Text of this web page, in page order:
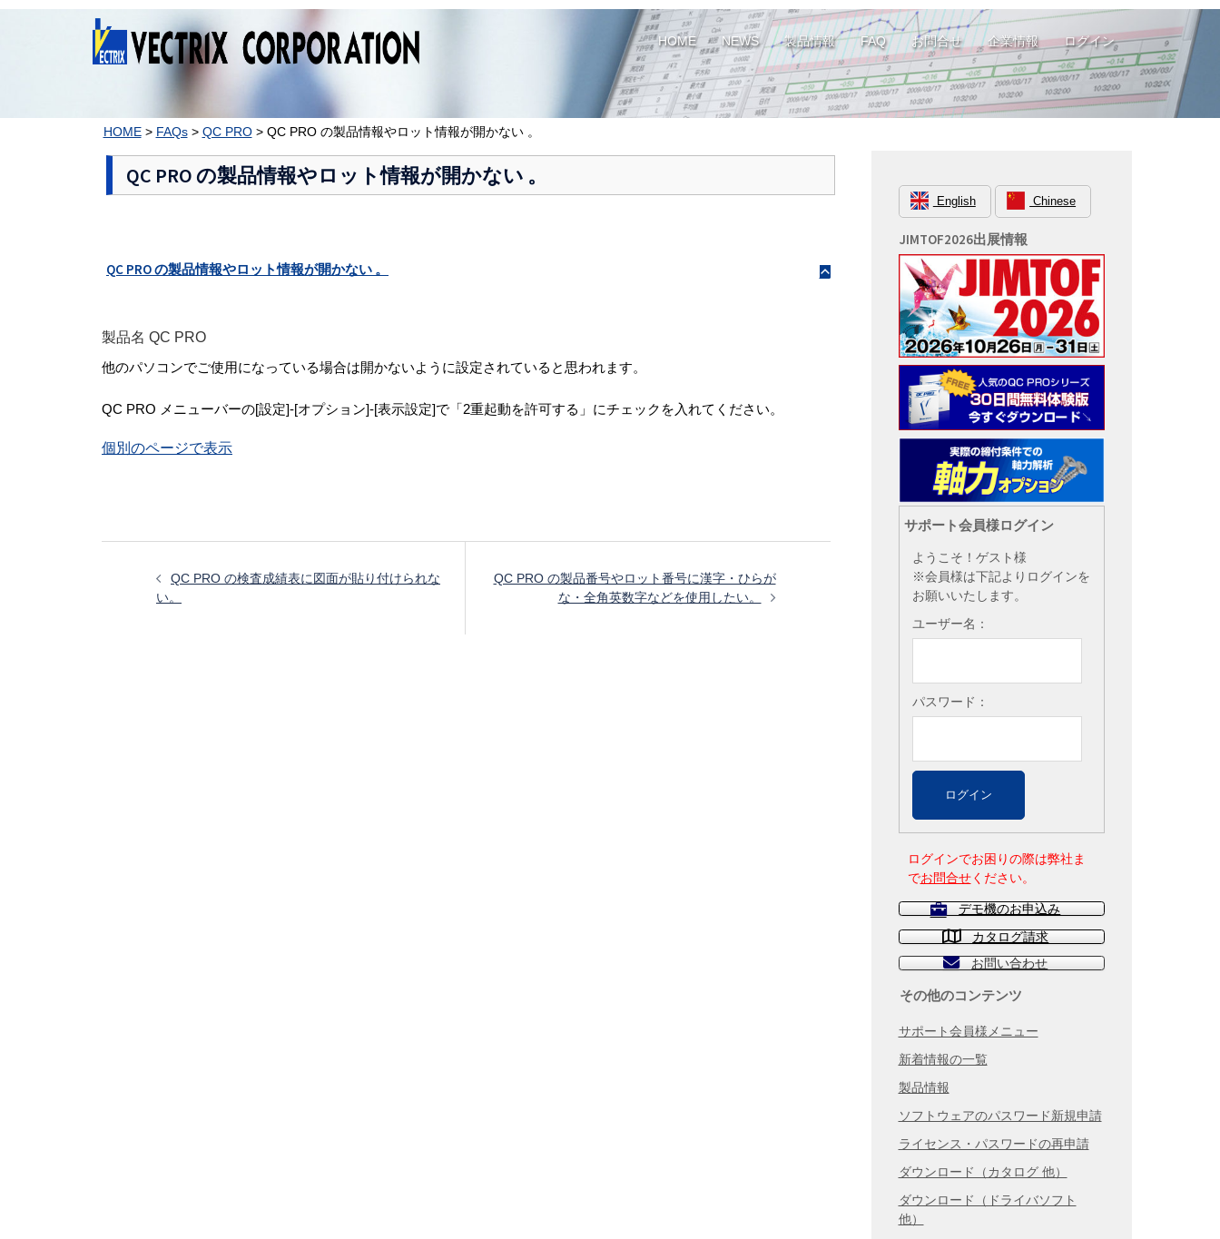
HOME NEWS 製品情報 FAQ お問合せ 企業情報 ログイン
HOME> FAQs> QC PRO> QC PRO の製品情報やロット情報が開かない 。
QC PRO の製品情報やロット情報が開かない 。
B
QC PRO の製品情報やロット情報が開かない 。
製品名 QC PRO
他のパソコンでご使用になっている場合は開かないように設定されていると思われます。
QC PRO メニューバーの[設定]-[オプション]-[表示設定]で「2重起動を許可する」にチェックを入れてください。
個別のページで表示
QC PRO の検査成績表に図面が貼り付けられな
い。
QC PRO の製品番号やロット番号に漢字・ひらが
な・全角英数字などを使用したい。
English Chinese
JIMTOF2026出展情報
サポート会員様ログイン
ようこそ！ゲスト様
※会員様は下記よりログインを
お願いいたします。
ユーザー名：
パスワード：
ログインでお困りの際は弊社ま
でお問合せください。
デモ機のお申込み
カタログ請求
お問い合わせ
その他のコンテンツ
サポート会員様メニュー
新着情報の一覧
製品情報
ソフトウェアのパスワード新規申請
ライセンス・パスワードの再申請
ダウンロード（カタログ 他）
ダウンロード（ドライバソフト
他）